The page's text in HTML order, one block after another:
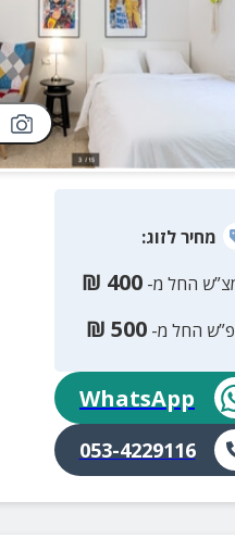
מחירלזוג:
החל מ- 400
₪
החל מ- 500
₪
WhatsApp
053-4229116